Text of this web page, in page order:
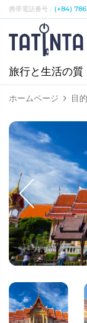
携帯電話番号： (+84) 786
旅行と生活の質
ホームページ 目